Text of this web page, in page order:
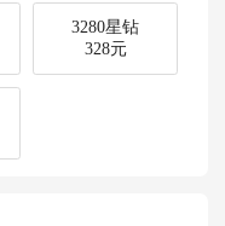
3280星钻
328元